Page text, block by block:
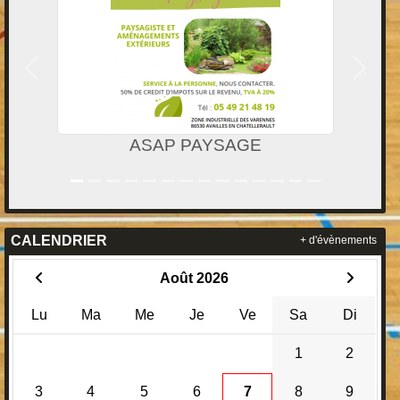
ASAP PAYSAGE
CALENDRIER
Août 2026
Lu Ma Me Je Ve Sa Di
1 2
3 4 5 6 7 8 9
+ d'évènements